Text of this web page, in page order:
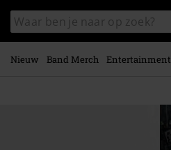
naar
hoofdinhoud
Zoek
in
catalogus
Nieuw Band Merch Entertainment